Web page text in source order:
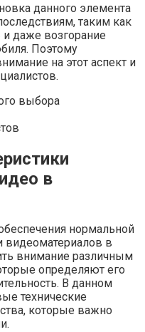
данного элемента
таким как
даже возгорание
Поэтому
на этот аспект и
выбора
в
нормальной
видеоматериалов в
внимание различным
определяют его
В данном
технические
которые важно